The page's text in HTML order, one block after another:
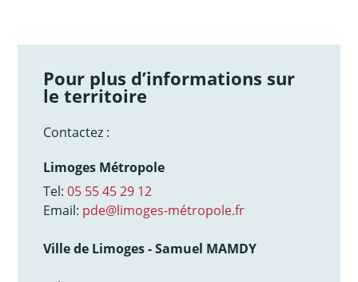
Pour plus d’informations sur
le territoire
Contactez :
Limoges Métropole
Tel:05 55 45 29 12
Email: pde@limoges-métropole.fr
Ville de Limoges - Samuel MAMDY